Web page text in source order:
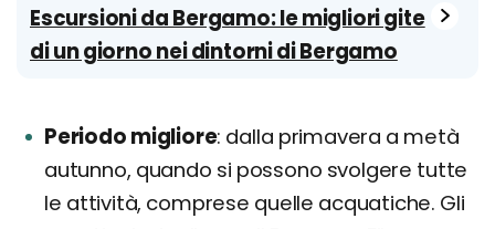
Escursioni da Bergamo: le migliori gite
di un giorno nei dintorni di Bergamo
Periodo migliore dalla primavera a metà
autunno, quando si possono svolgere tutte
le attività, comprese quelle acquatiche. Gli